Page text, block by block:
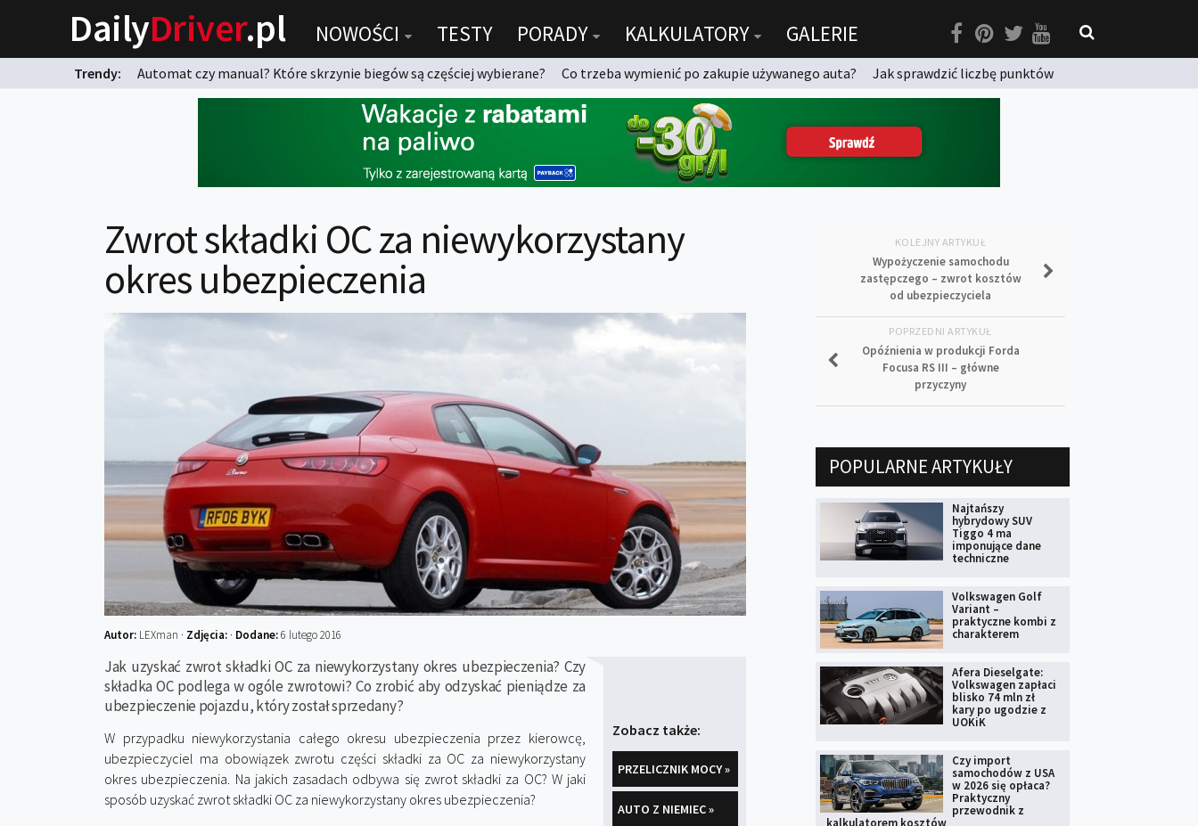
DailyDriver.pl NOWOŚCI TESTY PORADY KALKULATORY GALERIE
Trendy: Automat czy manual? Które skrzynie biegów są częściej wybierane? Co trzeba wymienić po zakupie używanego auta?
Jak sprawdzić liczbę punktów
Zwrot składki OC za niewykorzystany
okres ubezpieczenia
Autor: LEXman · Zdjęcia: · Dodane:6 lutego 2016
Zobacz także:
PRZELICZNIK MOCY »
AUTO Z NIEMIEC »
Jak uzyskać zwrot składki OC za niewykorzystany okres ubezpieczenia? Czy
składka OC podlega w ogóle zwrotowi? Co zrobić aby odzyskać pieniądze za
ubezpieczenie pojazdu, który został sprzedany?
W przypadku niewykorzystania całego okresu ubezpieczenia przez kierowcę,
ubezpieczyciel ma obowiązek zwrotu części składki za OC za niewykorzystany
okres ubezpieczenia. Na jakich zasadach odbywa się zwrot składki za OC? W jaki
sposób uzyskać zwrot składki OC za niewykorzystany okres ubezpieczenia?
KOLEJNY ARTYKUŁ
Wypożyczenie samochodu
zastępczego – zwrot kosztów
od ubezpieczyciela
POPRZEDNI ARTYKUŁ
Opóźnienia w produkcji Forda
Focusa RS III – główne
przyczyny
POPULARNE ARTYKUŁY
Najtańszy
hybrydowy SUV
Tiggo 4 ma
imponujące dane
techniczne
Volkswagen Golf
Variant –
praktyczne kombi z
charakterem
Afera Dieselgate:
Volkswagen zapłaci
blisko 74 mln zł
kary po ugodzie z
UOKiK
Czy import
samochodów z USA
w 2026 się opłaca?
Praktyczny
przewodnik z
kalkulatorem kosztów